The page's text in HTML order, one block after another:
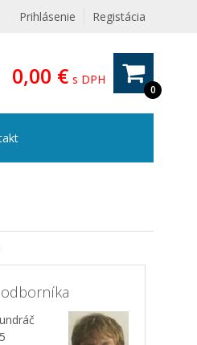
Prihlásenie Registácia
0
0,00 € s DPH